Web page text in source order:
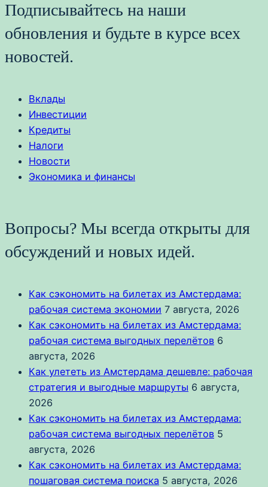
Подписывайтесь на наши
обновления и будьте в курсе всех
новостей.
Вклады
Инвестиции
Кредиты
Налоги
Новости
Экономика и финансы
Вопросы? Мы всегда открыты для
обсуждений и новых идей.
Как сэкономить на билетах из Амстердама:
рабочая система экономии 7 августа, 2026
Как сэкономить на билетах из Амстердама:
рабочая система выгодных перелётов 6
августа, 2026
Как улететь из Амстердама дешевле: рабочая
стратегия и выгодные маршруты 6 августа,
2026
Как сэкономить на билетах из Амстердама:
рабочая система выгодных перелётов 5
августа, 2026
Как сэкономить на билетах из Амстердама:
пошаговая система поиска 5 августа, 2026